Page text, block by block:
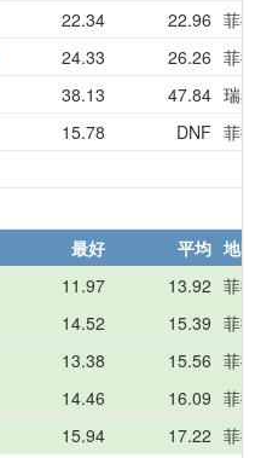
22.34 22.96 菲
24.33 26.26 菲
38.13 47.84 瑞典
15.78 DNF 菲
最好 平均 地区
11.97 13.92 菲
14.52 15.39 菲
13.38 15.56 菲
14.46 16.09 菲
15.94 17.22 菲